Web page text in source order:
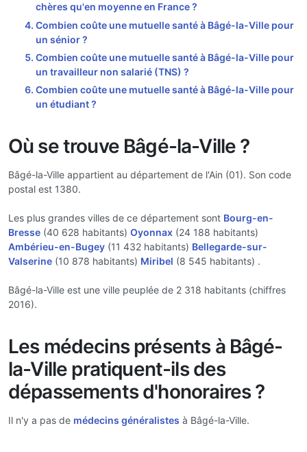
chères qu'en moyenne en France ?
Combien coûte une mutuelle santé à Bâgé-la-Ville pour
un sénior ?
Combien coûte une mutuelle santé à Bâgé-la-Ville pour
un travailleur non salarié (TNS) ?
Combien coûte une mutuelle santé à Bâgé-la-Ville pour
un étudiant ?
Où se trouve Bâgé-la-Ville ?
Bâgé-la-Ville appartient au département de l'Ain (01). Son code
postal est 1380.
Les plus grandes villes de ce département sont Bourg-en-
Bresse (40 628 habitants) Oyonnax (24 188 habitants)
Ambérieu-en-Bugey (11 432 habitants) Bellegarde-sur-
Valserine (10 878 habitants) Miribel (8 545 habitants) .
Bâgé-la-Ville est une ville peuplée de 2 318 habitants (chiffres
2016).
Les médecins présents à Bâgé-
la-Ville pratiquent-ils des
dépassements d'honoraires ?
Il n'y a pas de médecins généralistes à Bâgé-la-Ville.